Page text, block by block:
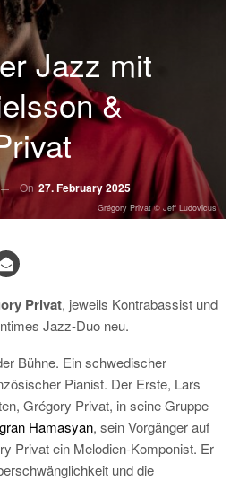
Jazz mit
&
On 27. February 2025
Grégory Privat © Jeff Ludovicus
Privat, jeweils Kontrabassist und
Jazz-Duo neu.
Bühne. Ein schwedischer
Pianist. Der Erste, Lars
Grégory Privat, in seine Gruppe
Hamasyan, sein Vorgänger auf
Privat ein Melodien-Komponist. Er
und die